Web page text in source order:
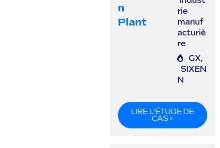
N
Plant
rie
manuf
acturiè
re
GX,
SIXEN
N
LIRE L'ÉTUDE DE
CAS >